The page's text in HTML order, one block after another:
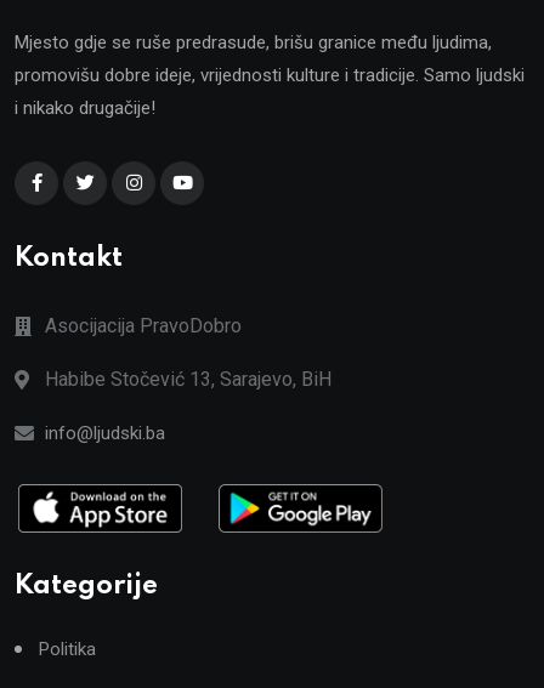
Mjesto gdje se ruše predrasude, brišu granice među ljudima,
promovišu dobre ideje, vrijednosti kulture i tradicije. Samo ljudski
i nikako drugačije!
Kontakt
Asocijacija PravoDobro
Habibe Stočević 13, Sarajevo, BiH
info@ljudski.ba
Kategorije
Politika